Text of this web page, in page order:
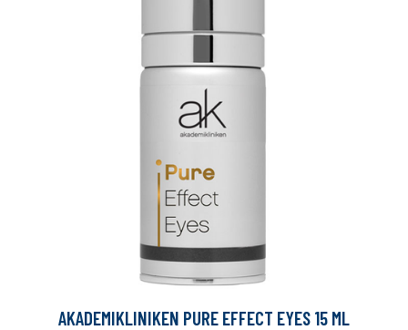
AKADEMIKLINIKEN PURE EFFECT EYES 15 ML